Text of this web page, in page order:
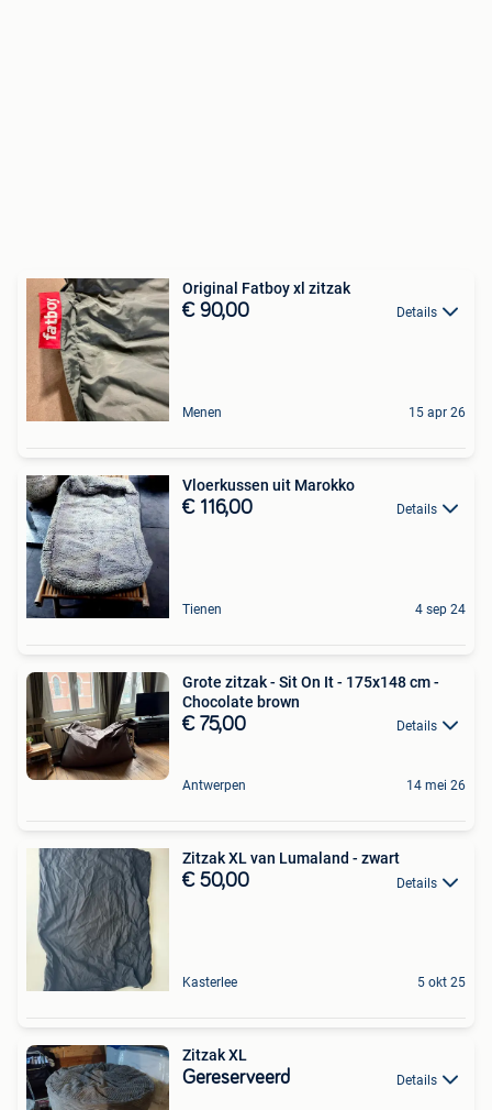
Original Fatboy xl zitzak
€ 90,00 Details
Menen 15 apr 26
Vloerkussen uit Marokko
€ 116,00 Details
Tienen 4 sep 24
Grote zitzak - Sit On It - 175x148 cm -
Chocolate brown
€ 75,00 Details
Antwerpen 14 mei 26
Zitzak XL van Lumaland - zwart
€ 50,00 Details
Kasterlee 5 okt 25
Zitzak XL
Gereserveerd Details